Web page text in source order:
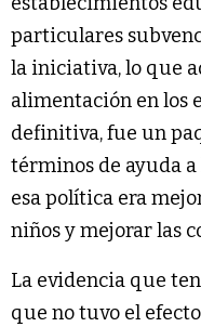
particulares
la iniciativa, lo que
alimentación en los
definitiva, fue un
términos de ayuda
esa política era
niños y mejorar las
La evidencia que
que no tuvo el